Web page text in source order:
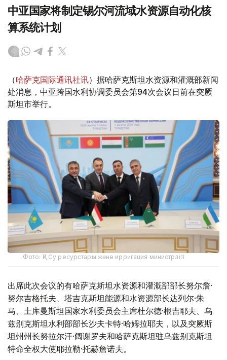
中亚国家将制定锡尔河流域水资源自动化核
算系统计划
（哈萨克国际通讯社讯）据哈萨克斯坦水资源和灌溉部新闻
处消息，中亚跨国水利协调委员会第94次会议日前在突厥
斯坦市举行。
Фото: ҚР Су ресурстары және ирригация министрлігі
出席此次会议的有哈萨克斯坦水资源和灌溉部部长努尔詹·
努尔吉格托夫、塔吉克斯坦能源和水资源部长达列尔·朱
马、土库曼斯坦国家水利委员会主席杜尔德·根吉耶夫、乌
兹别克斯坦水利部部长沙夫卡特·哈姆拉耶夫，以及突厥斯
坦州州长努拉尔汗·阔谢罗夫和哈萨克斯坦驻乌兹别克斯坦
特命全权大使耶拉勒·托赫詹诺夫。